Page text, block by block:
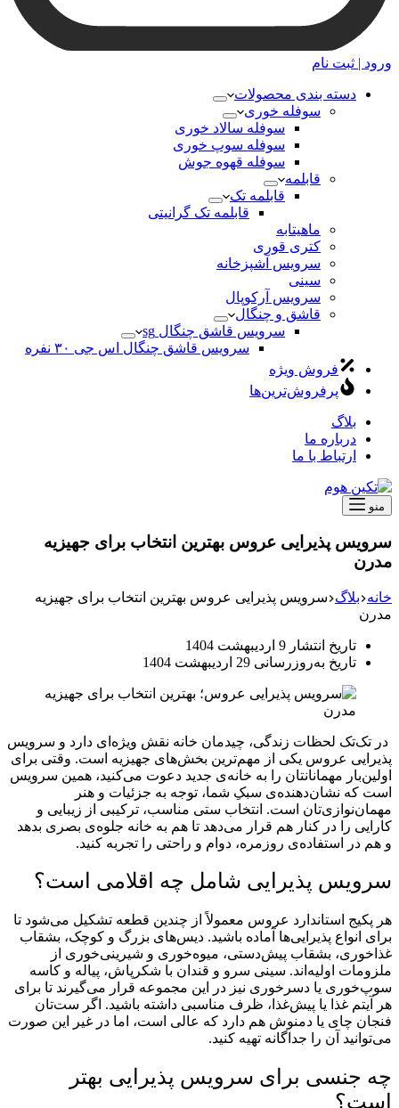
ورود | ثبت نام
دسته بندی محصولات
سوفله خوری
سوفله سالاد خوری
سوفله سوپ خوری
سوفله قهوه جوش
قابلمه
قابلمه تک
قابلمه تک گرانیتی
ماهیتابه
کتری قوری
سرویس آشپزخانه
سینی
سرویس آرکوپال
قاشق و چنگال
سرویس قاشق چنگال sg
سرویس قاشق چنگال اس جی ۳۰ نفره
فروش ویژه
پرفروش‌ترین‌ها
بلاگ
درباره ما
ارتباط با ما
منو
سرویس پذیرایی عروس بهترین انتخاب برای جهیزیه‌
مدرن
خانه بلاگ سرویس پذیرایی عروس بهترین انتخاب برای جهیزیه‌
مدرن
تاریخ انتشار 9 اردیبهشت 1404
تاریخ به‌روزرسانی 29 اردیبهشت 1404
در تک‌تک لحظات زندگی، چیدمان خانه نقش ویژه‌ای دارد و سرویس
پذیرایی عروس یکی از مهم‌ترین بخش‌های جهیزیه است. وقتی برای
اولین‌بار مهمانانتان را به خانه‌ی جدید دعوت می‌کنید، همین سرویس
است که نشان‌دهنده‌ی سبکِ شما، توجه به جزئیات و هنر
مهمان‌نوازی‌تان است. انتخاب ستی مناسب، ترکیبی از زیبایی و
کارایی را در کنار هم قرار می‌دهد تا هم به خانه جلوه‌ی بصری بدهد
و هم در استفاده‌ی روزمره، دوام و راحتی را تجربه کنید.
سرویس پذیرایی شامل چه اقلامی است؟
هر پکیج استاندارد عروس معمولاً از چندین قطعه تشکیل می‌شود تا
برای انواع پذیرایی‌ها آماده باشید. دیس‌های بزرگ و کوچک، بشقاب
غذاخوری، بشقاب پیش‌دستی، میوه‌خوری و شیرینی‌خوری از
ملزومات اولیه‌اند. سینی سرو و قندان با شکرپاش، پیاله و کاسه
سوپ‌خوری یا دسرخوری نیز در این مجموعه قرار می‌گیرند تا برای
هر آیتم غذا یا پیش‌غذا، ظرف مناسبی داشته باشید. اگر ست‌تان
فنجان چای یا دمنوش هم دارد که عالی است، اما در غیر این صورت
می‌توانید آن را جداگانه تهیه کنید.
چه جنسی برای سرویس پذیرایی بهتر
است؟